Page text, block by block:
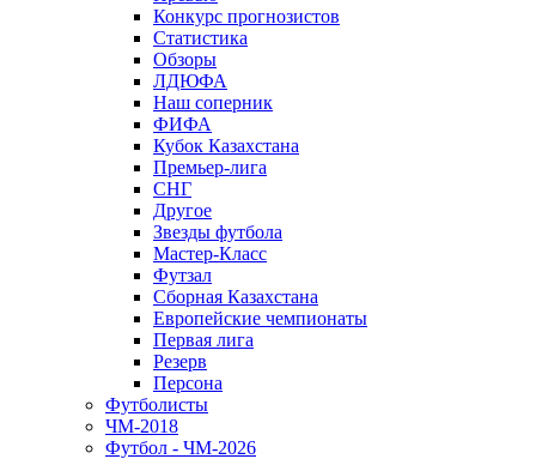
Конкурс прогнозистов
Статистика
Обзоры
ЛДЮФА
Наш соперник
ФИФА
Кубок Казахстана
Премьер-лига
СНГ
Другое
Звезды футбола
Мастер-Класс
Футзал
Сборная Казахстана
Европейские чемпионаты
Первая лига
Резерв
Персона
Футболисты
ЧМ-2018
Футбол - ЧМ-2026